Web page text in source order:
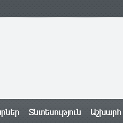
Տնտեսություն Աշխարհ